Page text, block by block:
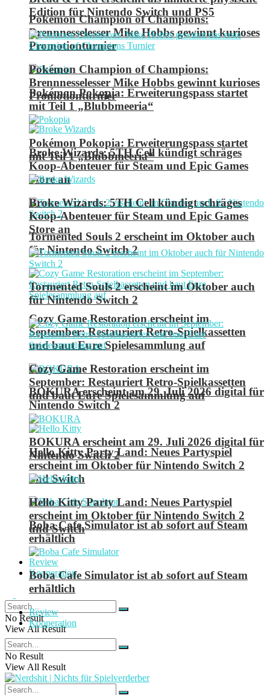
Pokémon Champion of Champions:
Brennnesselesser Mike Hobbs gewinnt kurioses
Promotionturnier
Pokémon Pokopia: Erweiterungspass startet
mit Teil 1 „Blubbmeeria“
Broke Wizards: 5TH Cell kündigt schräges
Koop-Abenteuer für Steam und Epic Games
Store an
Tormented Souls 2 erscheint im Oktober auch
für Nintendo Switch 2
Cozy Game Restoration erscheint im
September: Restauriert Retro-Spielkassetten
und baut Eure Spielesammlung auf
BOKURA erscheint am 29. Juli 2026 digital für
Nintendo Switch 2
Hello Kitty Party Land: Neues Partyspiel
erscheint im Oktober für Nintendo Switch 2
und Switch
Boba Cafe Simulator ist ab sofort auf Steam
erhältlich
Review
Kooperation
No Result
View All Result
Edition für Nintendo Switch und PS5
Pokémon Champion of Champions:
Brennnesselesser Mike Hobbs gewinnt kurioses
Promotionturnier
Pokémon Pokopia: Erweiterungspass startet
mit Teil 1 „Blubbmeeria“
Broke Wizards: 5TH Cell kündigt schräges
Koop-Abenteuer für Steam und Epic Games
Store an
Tormented Souls 2 erscheint im Oktober auch
für Nintendo Switch 2
Cozy Game Restoration erscheint im
September: Restauriert Retro-Spielkassetten
und baut Eure Spielesammlung auf
BOKURA erscheint am 29. Juli 2026 digital für
Nintendo Switch 2
Hello Kitty Party Land: Neues Partyspiel
erscheint im Oktober für Nintendo Switch 2
und Switch
Boba Cafe Simulator ist ab sofort auf Steam
erhältlich
Review
Kooperation
No Result
View All Result